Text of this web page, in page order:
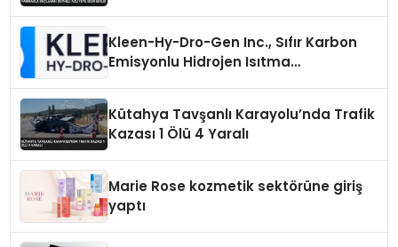
Kleen-Hy-Dro-Gen Inc., Sıfır Karbon
Emisyonlu Hidrojen Isıtma
Kütahya Tavşanlı Karayolu’nda Trafik
Kazası 1 Ölü 4 Yaralı
Marie Rose kozmetik sektörüne giriş
yaptı